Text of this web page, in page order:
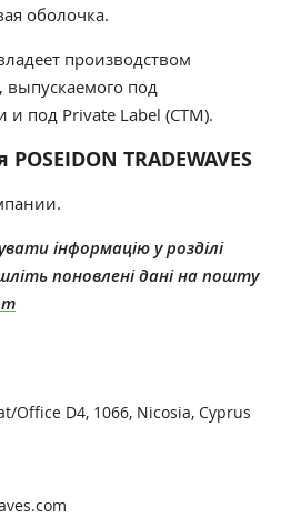
оболочка.
производством
выпускаемого под
под Private Label (СТМ).
TRADEWAVES
інформацію у розділі
поновлені дані на пошту
Office D4, 1066, Nicosia, Cyprus